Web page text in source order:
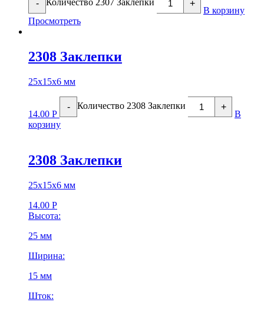
- Количество 2307 Заклепки +
В корзину
Просмотреть
2308 Заклепки
25х15х6 мм
14.00 Р
- Количество 2308 Заклепки +
В
корзину
2308 Заклепки
25х15х6 мм
14.00 Р
Высота:
25 мм
Ширина:
15 мм
Шток: